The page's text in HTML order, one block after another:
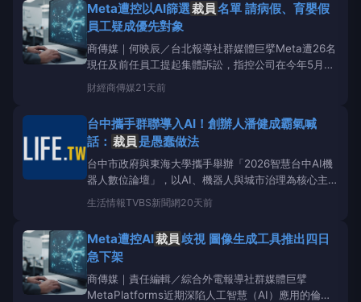
西州，共有739名員工被解僱，另有約1
Meta遭控以AI篩選裁員名單 請病假、育嬰假
員工疑成優先對象
商傳媒｜何映辰／台北報導社群媒體巨擘Meta遭26名
現任及前任員工提起集體訴訟，指控公司在今年5月裁
減約8,000個職位時，過度依賴人工智慧（AI）工具與
員工監測數據，導致請病假、育嬰假或因身心障礙調整
《BusinessInsider》報
財經商傳媒21天前
台中攜手群聯導入AI！創辦人潘健成霸氣喊
話： 裁員是愚蠢做法
台中市政府與東海大學攜手舉辦「2026智慧台中AI機
器人數位論壇」，以AI、機器人與城市治理為核心主
題，邀請產官學代表分享AI落地應用經驗，群聯電子創
辦人潘健成更以實務視角，闡述如何運用AI技術驅動產
更多可能性。隨著AI浪潮持續席捲全球
生活情報TVBS新聞網20天前
Meta遭控AI裁員歧視 圖像生成工具推出四日
急下架
商傳媒｜責任編輯／綜合外電報導社群媒體巨擘
MetaPlatforms近期深陷人工智慧（AI）應用的倫理